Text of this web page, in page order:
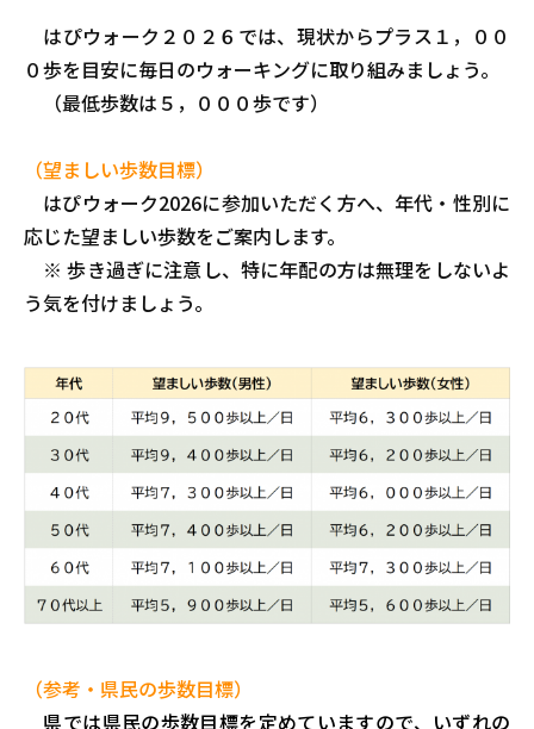
はぴウォーク２０２６では、現状からプラス１，００
０歩を目安に毎日のウォーキングに取り組みましょう。
（最低歩数は５，０００歩です）
（望ましい歩数目標）
はぴウォーク2026に参加いただく方へ、年代・性別に
応じた望ましい歩数をご案内します。
※ 歩き過ぎに注意し、特に年配の方は無理をしないよ
う気を付けましょう。
（参考・県民の歩数目標）
県では県民の歩数目標を定めていますので、いずれの